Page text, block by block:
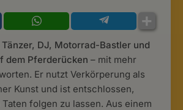
DJ, Motorrad-Bastler und
dem Pferderücken – mit mehr
Er nutzt Verkörperung als
Kunst und ist entschlossen,
folgen zu lassen. Aus einem